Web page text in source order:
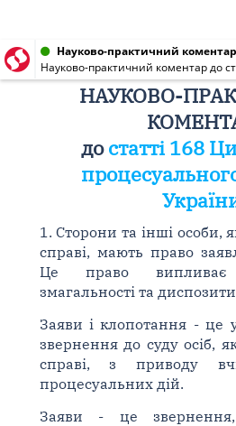
НАУКОВО-
достатті 168
1. Сторони та інші особи,
справі, мають право
Це право
змагальності та
Заяви і клопотання - це
звернення до суду осіб,
справі, з приводу
процесуальних дій.
Заяви - це